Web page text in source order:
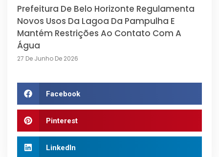
Prefeitura De Belo Horizonte Regulamenta
Novos Usos Da Lagoa Da Pampulha E
Mantém Restrições Ao Contato Com A
Água
27 De Junho De 2026
Facebook
Pinterest
LinkedIn